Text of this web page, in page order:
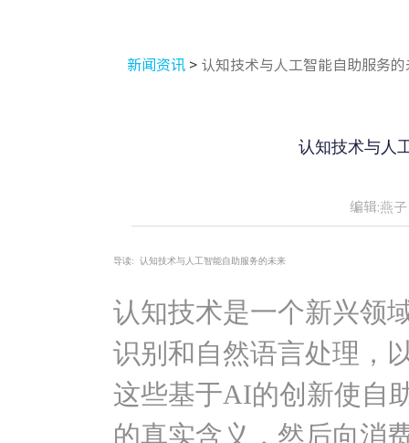
新闻资讯 > 认知技术与人工智能自助服务的
认知技术与人
编辑:燕子
导读: 认知技术与人工智能自助服务的未来
认知技术是一个新兴领
识别和自然语言处理，
这些基于AI的创新使自
的真实含义，然后向消